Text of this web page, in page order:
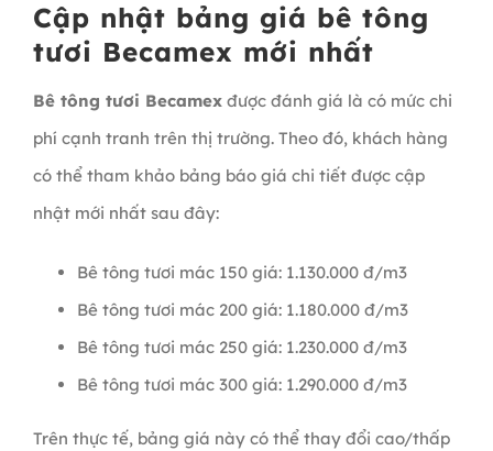
Cập nhật bảng giá bê tông
tươi Becamex mới nhất
Bê tông tươi Becamexđược đánh giá là có mức chi
phí cạnh tranh trên thị trường. Theo đó, khách hàng
có thể tham khảo bảng báo giá chi tiết được cập
nhật mới nhất sau đây:
Bê tông tươi mác 150 giá: 1.130.000 đ/m3
Bê tông tươi mác 200 giá: 1.180.000 đ/m3
Bê tông tươi mác 250 giá: 1.230.000 đ/m3
Bê tông tươi mác 300 giá: 1.290.000 đ/m3
Trên thực tế, bảng giá này có thể thay đổi cao/thấp